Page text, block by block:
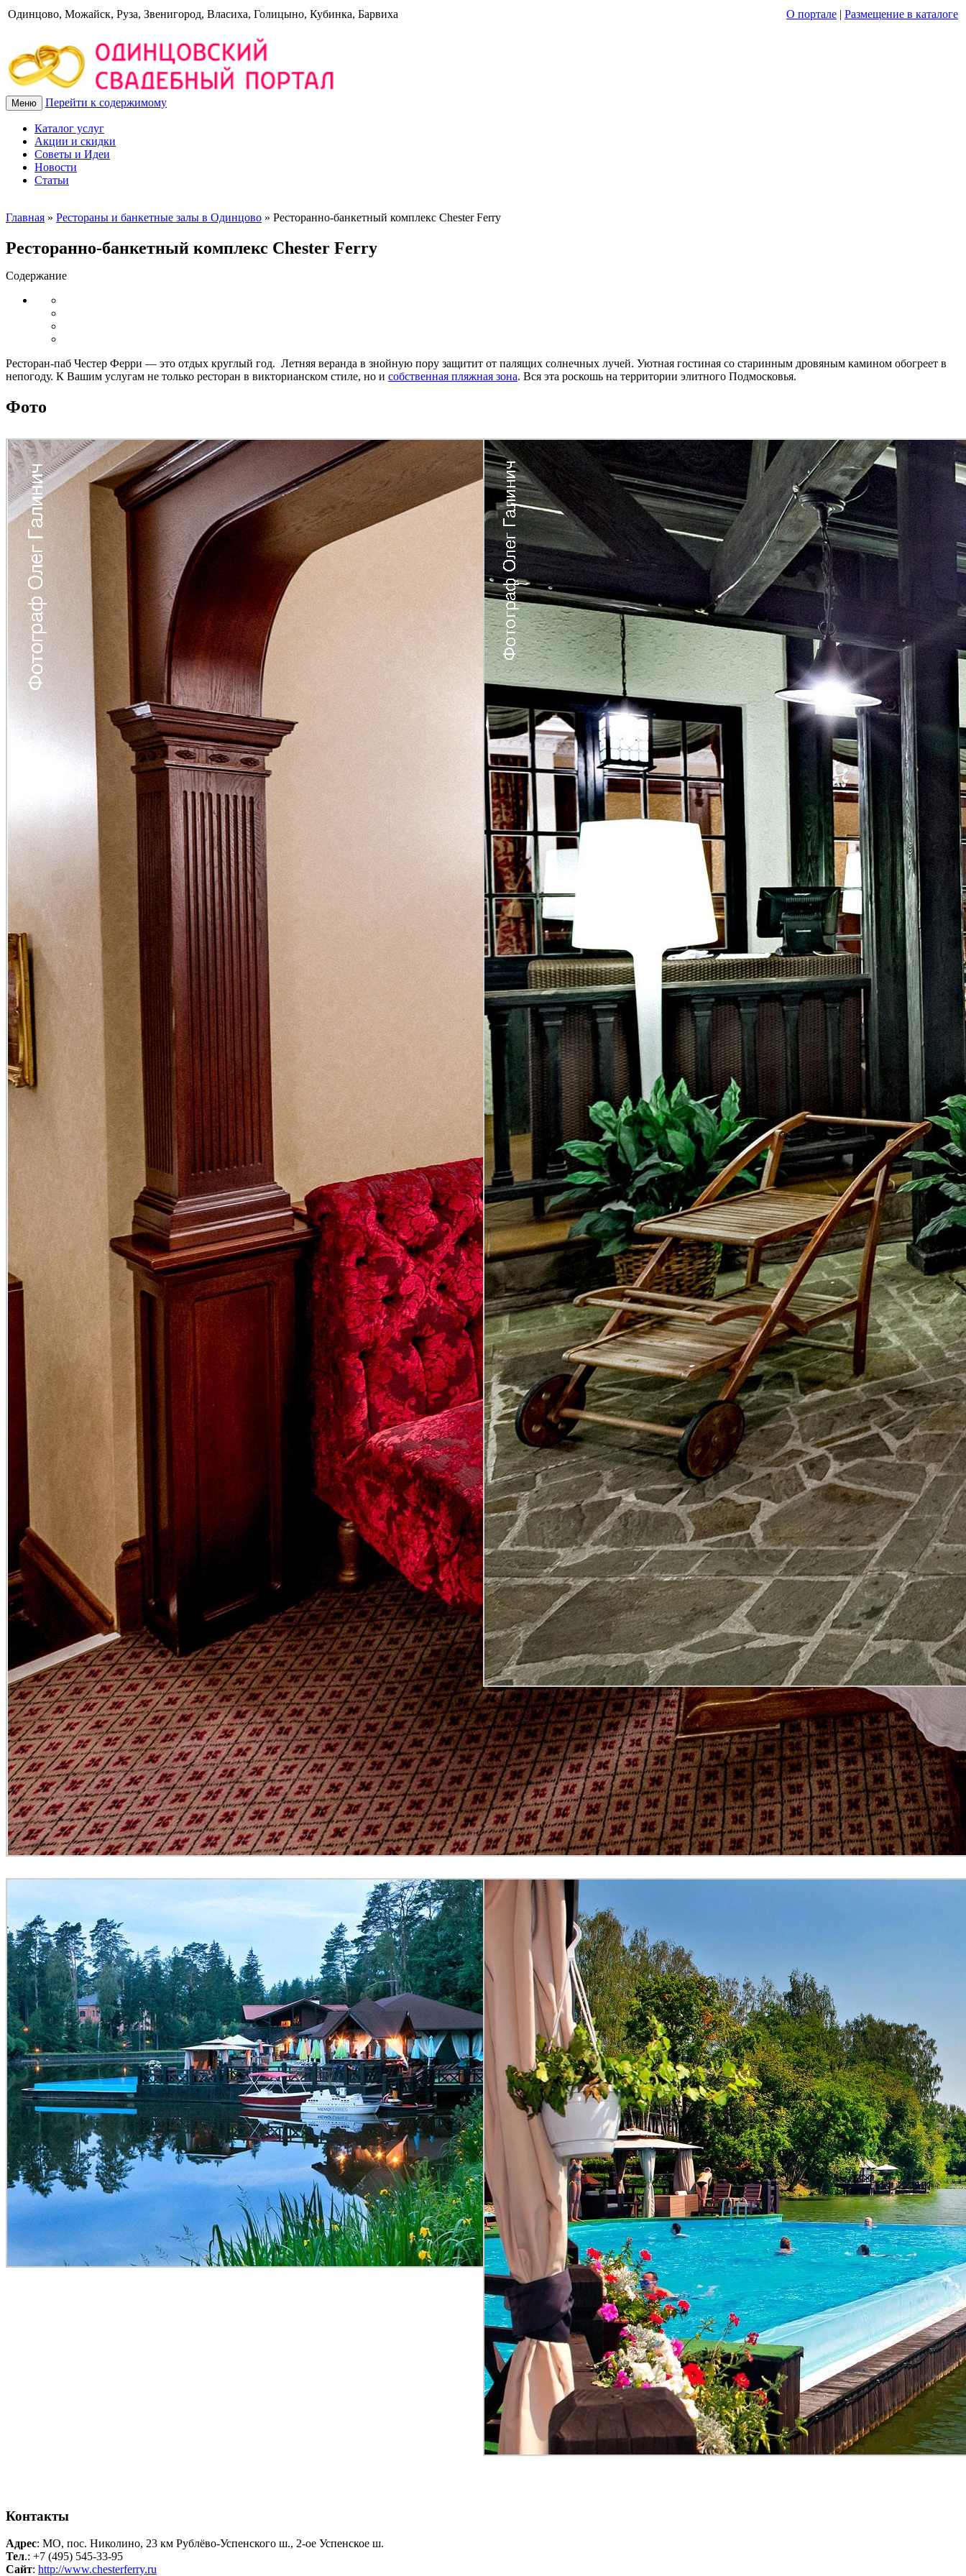
Одинцово, Можайск, Руза, Звенигород, Власиха, Голицыно, Кубинка, Барвиха О портале | Размещение в каталоге
Меню Перейти к содержимому
Каталог услуг
Акции и скидки
Советы и Идеи
Новости
Статьи
Главная » Рестораны и банкетные залы в Одинцово » Ресторанно-банкетный комплекс Chester Ferry
Ресторанно-банкетный комплекс Chester Ferry
Содержание
Ресторан-паб Честер Ферри — это отдых круглый год. Летняя веранда в знойную пору защитит от палящих солнечных лучей. Уютная гостиная со старинным дровяным камином обогреет в
непогоду. К Вашим услугам не только ресторан в викторианском стиле, но и собственная пляжная зона. Вся эта роскошь на территории элитного Подмосковья.
Фото
Контакты
Адрес: МО, пос. Николино, 23 км Рублёво-Успенского ш., 2-ое Успенское ш.
Тел.: +7 (495) 545-33-95
Сайт: http://www.chesterferry.ru